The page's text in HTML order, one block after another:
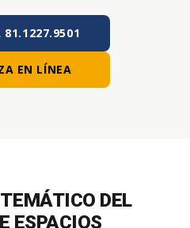
81.1227.9501
EN LÍNEA
DEL
ESPACIOS